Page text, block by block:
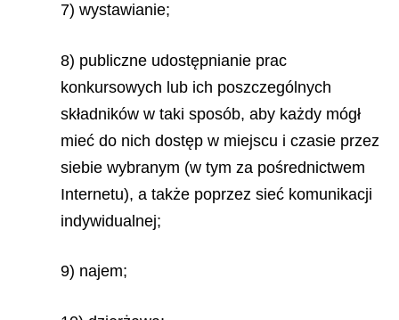
7) wystawianie;
8) publiczne udostępnianie prac
konkursowych lub ich poszczególnych
składników w taki sposób, aby każdy mógł
mieć do nich dostęp w miejscu i czasie przez
siebie wybranym (w tym za pośrednictwem
Internetu), a także poprzez sieć komunikacji
indywidualnej;
9) najem;